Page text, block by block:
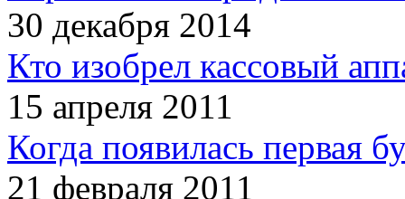
30 декабря 2014
Кто изобрел кассовый
15 апреля 2011
Когда появилась первая
21 февраля 2011